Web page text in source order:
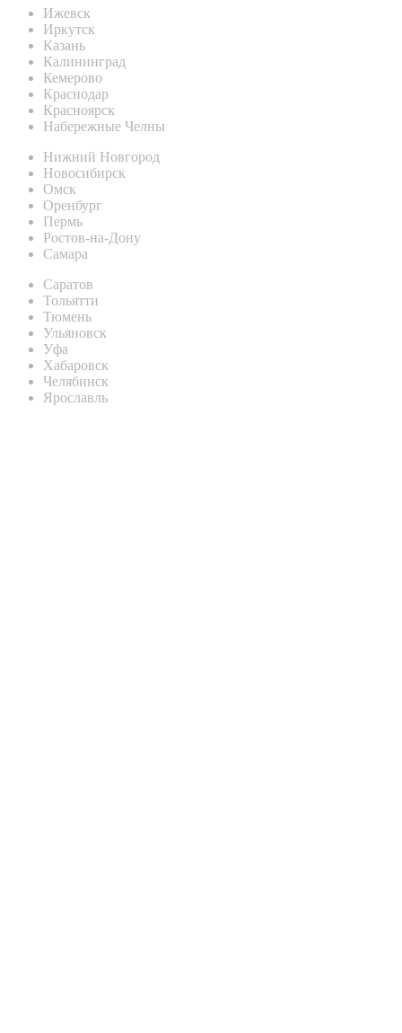
Ижевск
Иркутск
Казань
Калининград
Кемерово
Краснодар
Красноярск
Набережные Челны
Нижний Новгород
Новосибирск
Омск
Оренбург
Пермь
Ростов-на-Дону
Самара
Саратов
Тольятти
Тюмень
Ульяновск
Уфа
Хабаровск
Челябинск
Ярославль